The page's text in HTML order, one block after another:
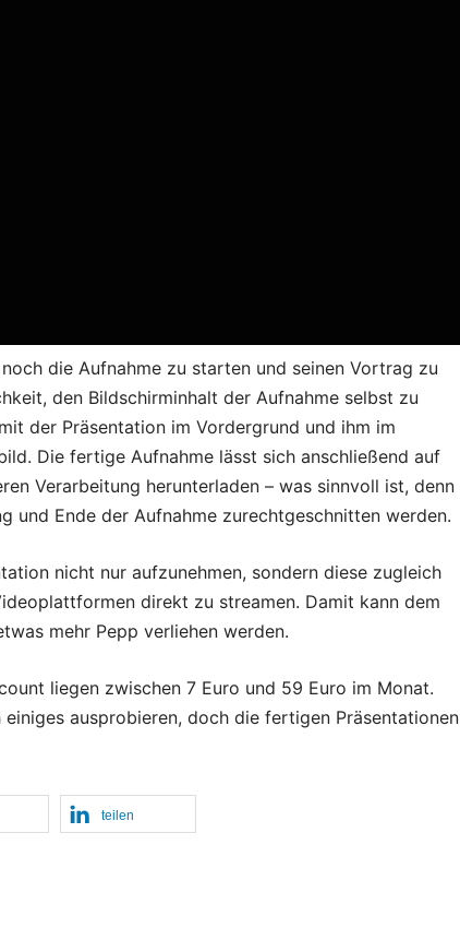
die Aufnahme zu starten und seinen Vortrag zu
den Bildschirminhalt der Aufnahme selbst zu
der Präsentation im Vordergrund und ihm im
Die fertige Aufnahme lässt sich anschließend auf
Verarbeitung herunterladen – was sinnvoll ist, denn
und Ende der Aufnahme zurechtgeschnitten werden.
nicht nur aufzunehmen, sondern diese zugleich
direkt zu streamen. Damit kann dem
mehr Pepp verliehen werden.
liegen zwischen 7 Euro und 59 Euro im Monat.
ausprobieren, doch die fertigen Präsentationen
teilen